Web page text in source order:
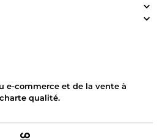
e-commerce et de la vente à
qualité.